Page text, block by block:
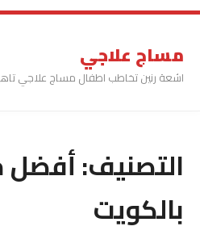
مساج علاجي
اشعة رنين تخاطب اطفال مساج علاجي تاهيلي
التصنيف:أفضل
بالكويت